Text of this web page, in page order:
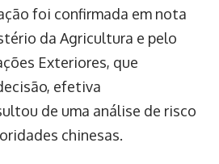
foi confirmada em nota
da Agricultura e pelo
Exteriores, que
efetiva
de uma análise de risco
chinesas.